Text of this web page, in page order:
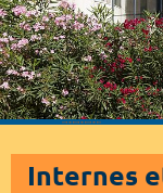
Internes